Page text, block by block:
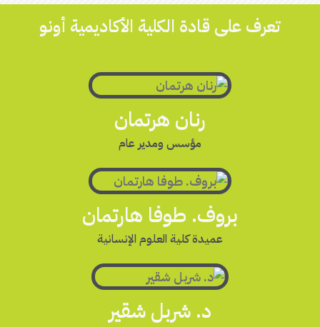
تعرف على قادة الكلية الأكاديمية أونو
رنان هرتمان
مؤسس ومدير عام
بروف. طوفا هارتمان
عميدة كلية العلوم الإنسانية
د. شربل شقير